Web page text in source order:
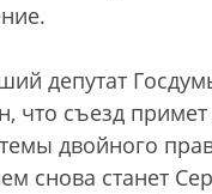
депутат
что съезд
двойного
снова станет